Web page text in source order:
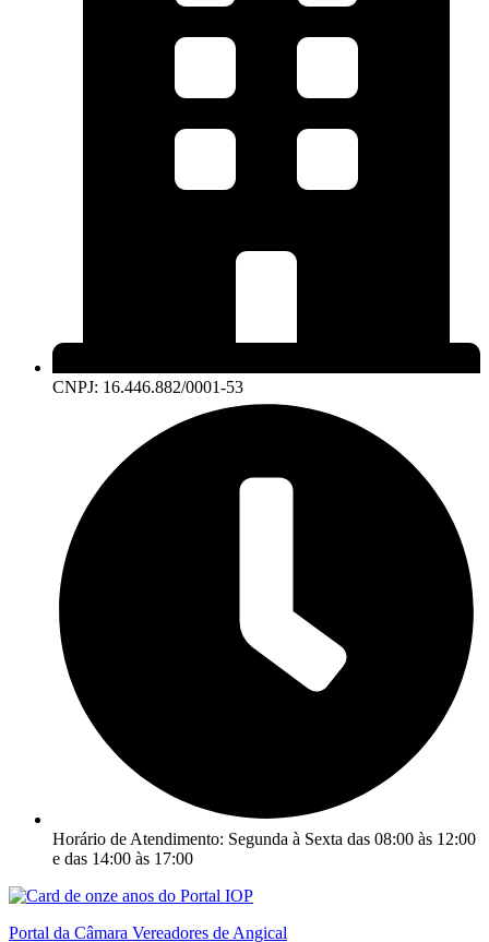
CNPJ: 16.446.882/0001-53
Horário de Atendimento: Segunda à Sexta das 08:00 às 12:00
e das 14:00 às 17:00
Portal da Câmara Vereadores de Angical